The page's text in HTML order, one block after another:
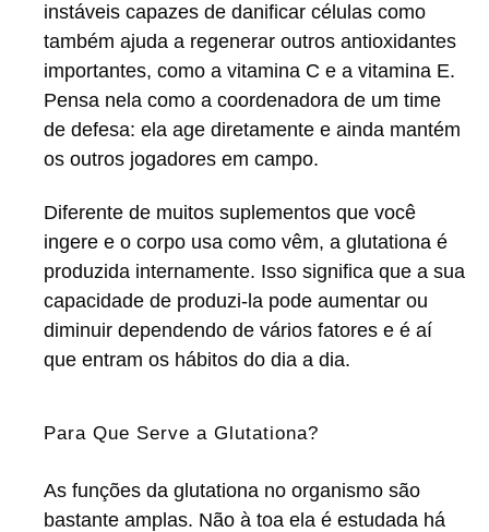
instáveis capazes de danificar células como
também ajuda a regenerar outros antioxidantes
importantes, como a vitamina C e a vitamina E.
Pensa nela como a coordenadora de um time
de defesa: ela age diretamente e ainda mantém
os outros jogadores em campo.
Diferente de muitos suplementos que você
ingere e o corpo usa como vêm, a glutationa é
produzida internamente. Isso significa que a sua
capacidade de produzi-la pode aumentar ou
diminuir dependendo de vários fatores e é aí
que entram os hábitos do dia a dia.
Para Que Serve a Glutationa?
As funções da glutationa no organismo são
bastante amplas. Não à toa ela é estudada há